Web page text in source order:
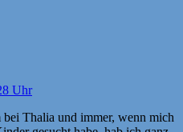
Uhr
Thalia und immer, wenn mich